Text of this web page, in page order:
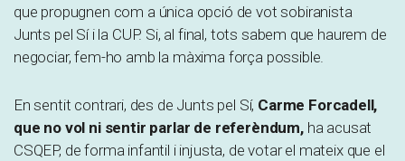
que propugnen com a única opció de vot sobiranista
Junts pel Sí i la CUP. Si, al final, tots sabem que haurem de
negociar, fem-ho amb la màxima força possible.
En sentit contrari, des de Junts pel Sí, Carme Forcadell,
que no vol ni sentir parlar de referèndum,ha acusat
CSQEP, de forma infantil i injusta, de votar el mateix que el